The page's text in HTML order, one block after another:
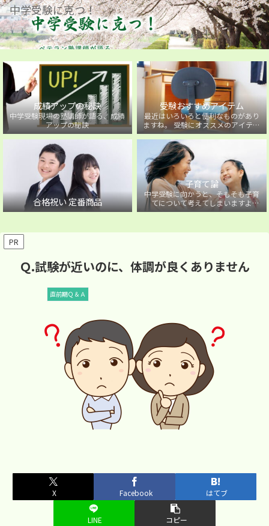
中学受験に克つ！
成績アップの秘訣
中学受験現場の塾講師が語る、成績
アップの秘訣
受験おすすめアイテム
最近はいろいろと便利なものがあり
ますね。 受験にオススメのアイテム
を紹介しています。
合格祝い 定番商品
子育て論
中学受験に向かうと、そもそも子育
てについて考えてしまいますよ
ね・・・。中学受験に向かうお子様
PR
Ｑ.試験が近いのに、体調が良くありません
直前期Ｑ＆Ａ
X Facebook はてブ
LINE コピー